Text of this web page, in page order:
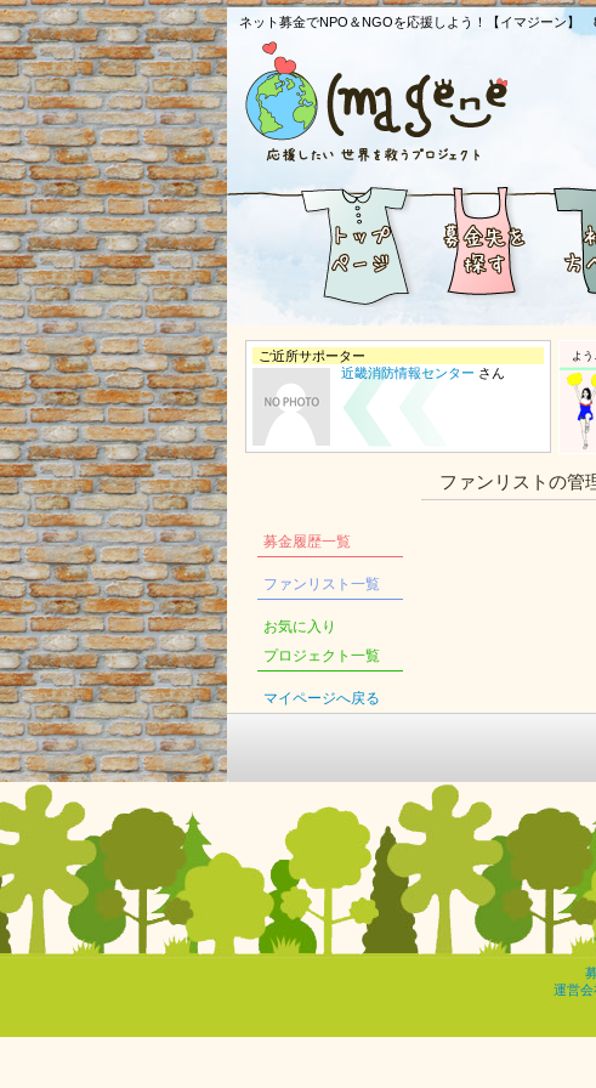
ネット募金でNPO＆NGOを応援しよう！【イマジーン】
ご近所サポーター
近畿消防情報センター さん
よう
募金履歴一覧
ファンリスト一覧
お気に入り
プロジェクト一覧
マイページへ戻る
ファンリストの管
運営会